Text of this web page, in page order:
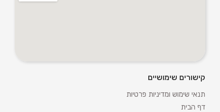
קישורים שימושיים
תנאי שימוש ומדיניות פרטיות
דף הבית